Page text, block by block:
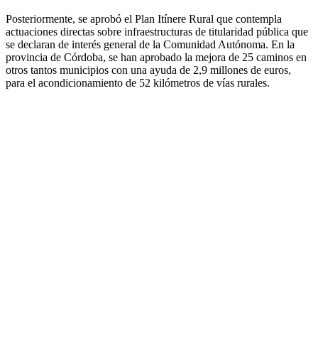
Posteriormente, se aprobó el Plan Itínere Rural que contempla
actuaciones directas sobre infraestructuras de titularidad pública que
se declaran de interés general de la Comunidad Autónoma. En la
provincia de Córdoba, se han aprobado la mejora de 25 caminos en
otros tantos municipios con una ayuda de 2,9 millones de euros,
para el acondicionamiento de 52 kilómetros de vías rurales.